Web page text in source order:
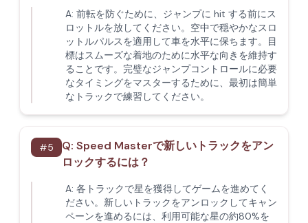
A: 前転を防ぐために、ジャンプに hit する前にス
ロットルを放してください。空中で穏やかなスロ
ットルパルスを適用して車を水平に保ちます。目
標はスムーズな着地のために水平な向きを維持す
ることです。完璧なジャンプコントロールに必要
なタイミングをマスターするために、最初は簡単
なトラックで練習してください。
#5 Q: Speed Masterで新しいトラックをアン
ロックするには？
A: 各トラックで星を獲得してゲームを進めてく
ださい。新しいトラックをアンロックしてキャン
ペーンを進めるには、利用可能な星の約80%を